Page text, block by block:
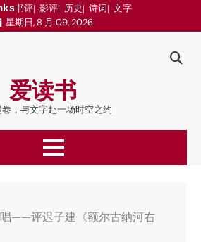
书评 影评 历史 诗词 文字
星期日, 8 月 09, 2026
爱读书
，与文字赴一场时空之约
——评迟子建《额尔古纳河右